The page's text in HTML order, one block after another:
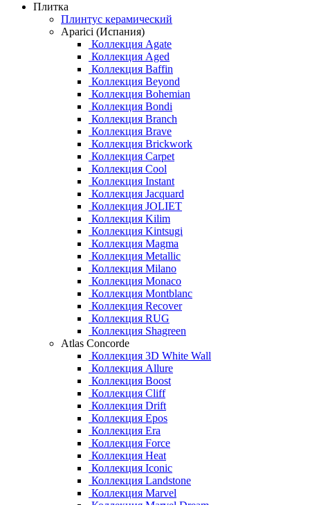
Плитка
Плинтус керамический
Aparici (Испания)
Коллекция Agate
Коллекция Aged
Коллекция Baffin
Коллекция Beyond
Коллекция Bohemian
Коллекция Bondi
Коллекция Branch
Коллекция Brave
Коллекция Brickwork
Коллекция Carpet
Коллекция Cool
Коллекция Instant
Коллекция Jacquard
Коллекция JOLIET
Коллекция Kilim
Коллекция Kintsugi
Коллекция Magma
Коллекция Metallic
Коллекция Milano
Коллекция Monaco
Коллекция Montblanc
Коллекция Recover
Коллекция RUG
Коллекция Shagreen
Atlas Concorde
Коллекция 3D White Wall
Коллекция Allure
Коллекция Boost
Коллекция Cliff
Коллекция Drift
Коллекция Epos
Коллекция Era
Коллекция Force
Коллекция Heat
Коллекция Iconic
Коллекция Landstone
Коллекция Marvel